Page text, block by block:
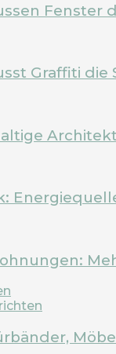
Fenster
Graffiti die